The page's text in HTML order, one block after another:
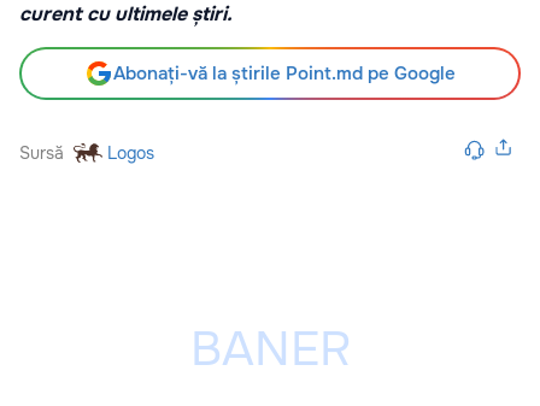
curent cu ultimele știri.
Abonați-vă la știrile Point.md pe Google
Sursă Logos